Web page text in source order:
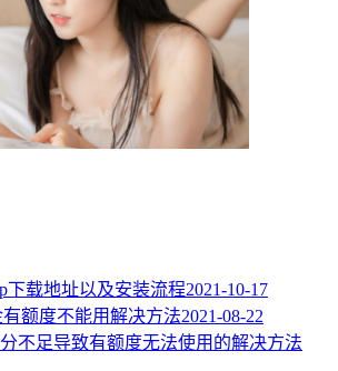
下载地址以及安装流程2021-10-17
有额度不能用解决方法2021-08-22
不足导致有额度无法使用的解决方法